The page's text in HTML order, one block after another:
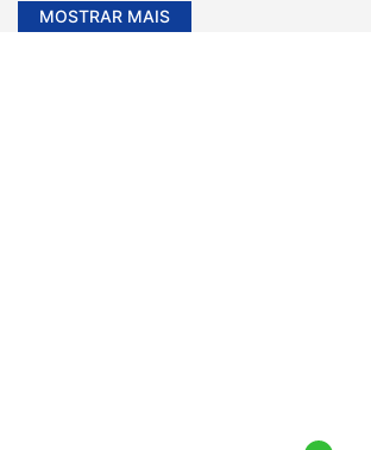
MOSTRAR MAIS